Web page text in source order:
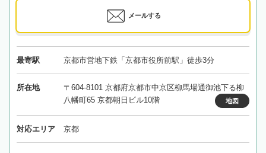
メールする
最寄駅 京都市営地下鉄「京都市役所前駅」徒歩3分
所在地
〒604-8101 京都府京都市中京区柳馬場通御池下る柳
八幡町65 京都朝日ビル10階
地図
対応エリア 京都